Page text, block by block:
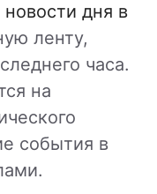
новости дня в
ленту,
часа.
на
события в